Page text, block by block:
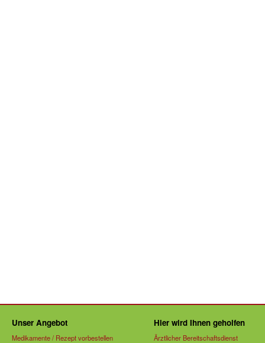
Unser Angebot
Medikamente / Rezept vorbestellen
Hier wird Ihnen geholfen
Ärztlicher Bereitschaftsdienst